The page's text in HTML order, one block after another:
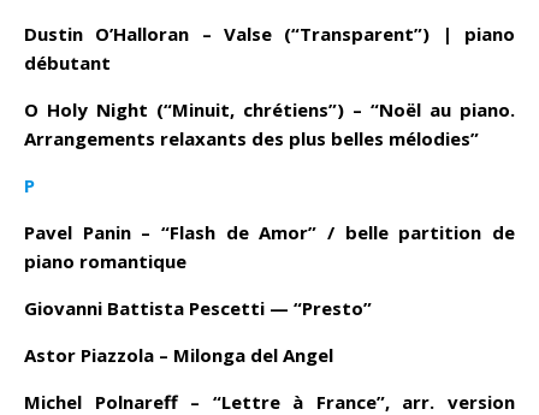
Dustin O’Halloran – Valse (“Transparent”) | piano
débutant
O Holy Night (“Minuit, chrétiens”) – “Noël au piano.
Arrangements relaxants des plus belles mélodies”
P
Pavel Panin – “Flash de Amor” / belle partition de
piano romantique
Giovanni Battista Pescetti — “Presto”
Astor Piazzola – Milonga del Angel
Michel Polnareff – “Lettre à France”, arr. version